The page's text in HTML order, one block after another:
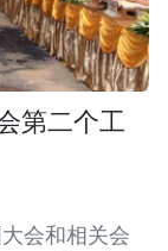
第二个工
会和相关会